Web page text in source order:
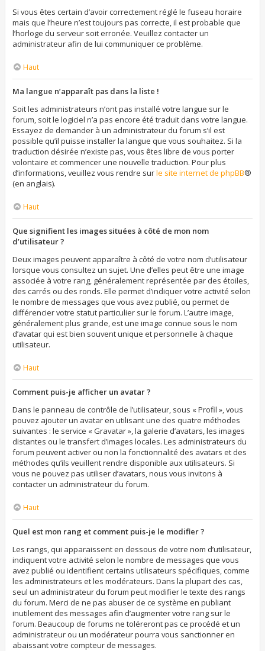
Si vous êtes certain d’avoir correctement réglé le fuseau horaire
mais que l’heure n’est toujours pas correcte, il est probable que
l’horloge du serveur soit erronée. Veuillez contacter un
administrateur afin de lui communiquer ce problème.
Haut
Ma langue n’apparaît pas dans la liste !
Soit les administrateurs n’ont pas installé votre langue sur le
forum, soit le logiciel n’a pas encore été traduit dans votre langue.
Essayez de demander à un administrateur du forum s’il est
possible qu’il puisse installer la langue que vous souhaitez. Si la
traduction désirée n’existe pas, vous êtes libre de vous porter
volontaire et commencer une nouvelle traduction. Pour plus
d’informations, veuillez vous rendre surle site internet de phpBB®
(en anglais).
Haut
Que signifient les images situées à côté de mon nom
d’utilisateur ?
Deux images peuvent apparaître à côté de votre nom d’utilisateur
lorsque vous consultez un sujet. Une d’elles peut être une image
associée à votre rang, généralement représentée par des étoiles,
des carrés ou des ronds. Elle permet d’indiquer votre activité selon
le nombre de messages que vous avez publié, ou permet de
différencier votre statut particulier sur le forum. L’autre image,
généralement plus grande, est une image connue sous le nom
d’avatar qui est bien souvent unique et personnelle à chaque
utilisateur.
Haut
Comment puis-je afficher un avatar ?
Dans le panneau de contrôle de l’utilisateur, sous « Profil », vous
pouvez ajouter un avatar en utilisant une des quatre méthodes
suivantes : le service « Gravatar », la galerie d’avatars, les images
distantes ou le transfert d’images locales. Les administrateurs du
forum peuvent activer ou non la fonctionnalité des avatars et des
méthodes qu’ils veuillent rendre disponible aux utilisateurs. Si
vous ne pouvez pas utiliser d’avatars, nous vous invitons à
contacter un administrateur du forum.
Haut
Quel est mon rang et comment puis-je le modifier ?
Les rangs, qui apparaissent en dessous de votre nom d’utilisateur,
indiquent votre activité selon le nombre de messages que vous
avez publié ou identifient certains utilisateurs spécifiques, comme
les administrateurs et les modérateurs. Dans la plupart des cas,
seul un administrateur du forum peut modifier le texte des rangs
du forum. Merci de ne pas abuser de ce système en publiant
inutilement des messages afin d’augmenter votre rang sur le
forum. Beaucoup de forums ne toléreront pas ce procédé et un
administrateur ou un modérateur pourra vous sanctionner en
abaissant votre compteur de messages.